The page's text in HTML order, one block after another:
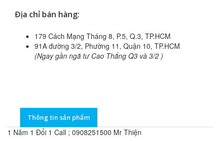
Địa chỉ bán hàng:
179 Cách Mạng Tháng 8, P.5, Q.3, TP.HCM
91A đường 3/2, Phường 11, Quận 10, TP.HCM
(Ngay gần ngã tư Cao Thắng Q3 và 3/2 )
Thông tin sản phẩm
1 Năm 1 Đổi 1 Call ; 0908251500 Mr Thiện